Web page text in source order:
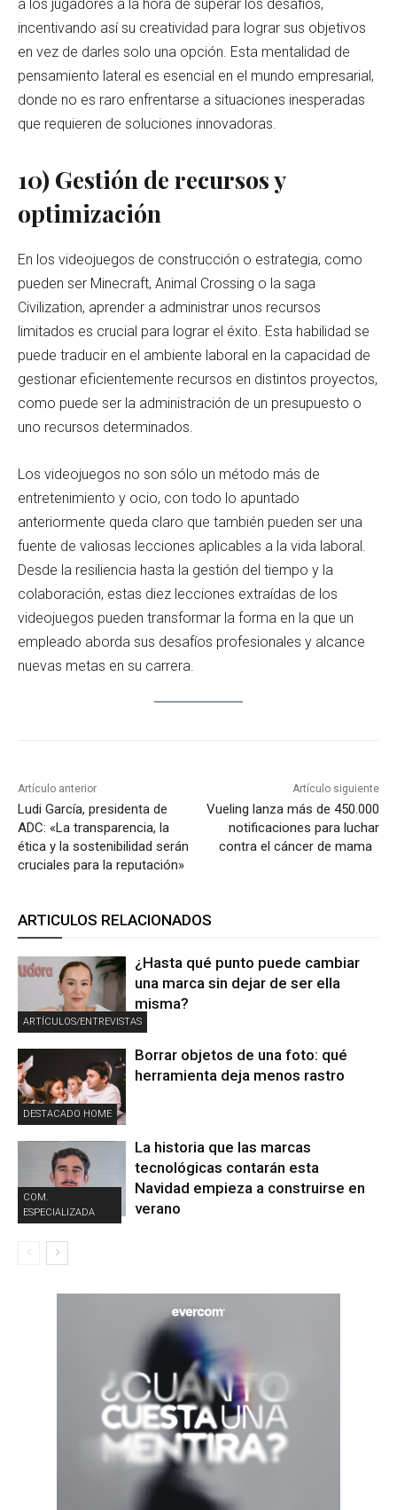
a los jugadores a la hora de superar los desafíos,
incentivando así su creatividad para lograr sus objetivos
en vez de darles solo una opción. Esta mentalidad de
pensamiento lateral es esencial en el mundo empresarial,
donde no es raro enfrentarse a situaciones inesperadas
que requieren de soluciones innovadoras.
10) Gestión de recursos y
optimización
En los videojuegos de construcción o estrategia, como
pueden ser Minecraft, Animal Crossing o la saga
Civilization, aprender a administrar unos recursos
limitados es crucial para lograr el éxito. Esta habilidad se
puede traducir en el ambiente laboral en la capacidad de
gestionar eficientemente recursos en distintos proyectos,
como puede ser la administración de un presupuesto o
uno recursos determinados.
Los videojuegos no son sólo un método más de
entretenimiento y ocio, con todo lo apuntado
anteriormente queda claro que también pueden ser una
fuente de valiosas lecciones aplicables a la vida laboral.
Desde la resiliencia hasta la gestión del tiempo y la
colaboración, estas diez lecciones extraídas de los
videojuegos pueden transformar la forma en la que un
empleado aborda sus desafíos profesionales y alcance
nuevas metas en su carrera.
Artículo anterior
Ludi García, presidenta de
ADC: «La transparencia, la
ética y la sostenibilidad serán
cruciales para la reputación»
Artículo siguiente
Vueling lanza más de 450.000
notificaciones para luchar
contra el cáncer de mama
ARTICULOS RELACIONADOS
ARTÍCULOS/ENTREVISTAS
¿Hasta qué punto puede cambiar
una marca sin dejar de ser ella
misma?
DESTACADO HOME
Borrar objetos de una foto: qué
herramienta deja menos rastro
COM.
ESPECIALIZADA
La historia que las marcas
tecnológicas contarán esta
Navidad empieza a construirse en
verano